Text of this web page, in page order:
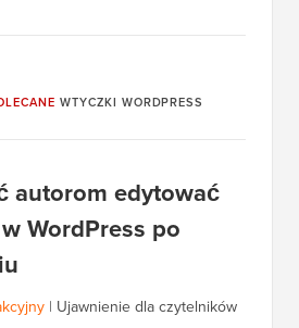
WTYCZKI WORDPRESS
autorom edytować
WordPress po
| Ujawnienie dla czytelników